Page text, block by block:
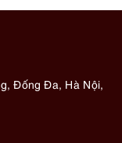
Đống Đa, Hà Nội,